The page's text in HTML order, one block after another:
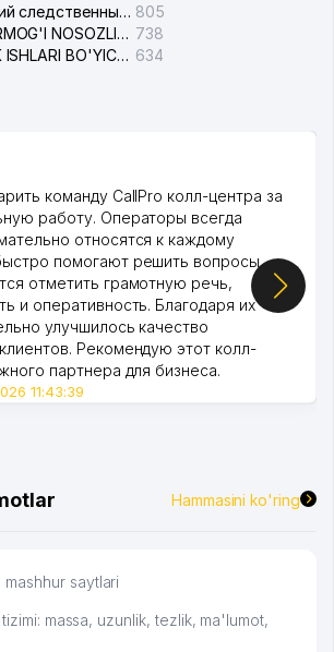
Ташкентский следственный изолятор 805
ELEKTRTARMOG'I NOSOZLIKLARINI TO'ZATISH SERGELI XIZMATI 738
FUQAROLIK ISHLARI BO'YICHA UCH-TEPA TUMANI SUDI 634
команду CallPro колл-центра за
работу. Операторы всегда
относятся к каждому
помогают решить вопросы.
отметить грамотную речь,
и оперативность. Благодаря их
улучшилось качество
Рекомендую этот колл-
партнера для бизнеса.
11:43:39
Hammasini ko'ring
saytlari
massa, uzunlik, tezlik, ma'lumot,